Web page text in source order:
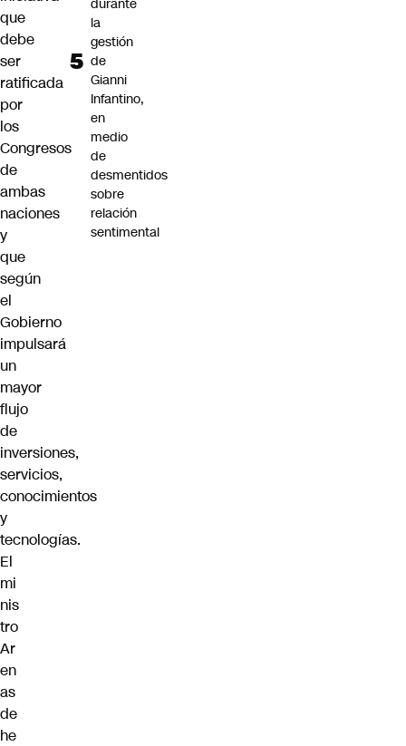
que
debe
ser
ratificada
por
los
Congresos
de
ambas
naciones
y
que
según
el
Gobierno
impulsará
un
mayor
flujo
de
inversiones,
servicios,
conocimientos
y
tecnologías.
El
mi
nis
tro
Ar
en
as
de
he
durante
la
gestión
de
Gianni
Infantino,
en
medio
de
desmentidos
sobre
relación
sentimental